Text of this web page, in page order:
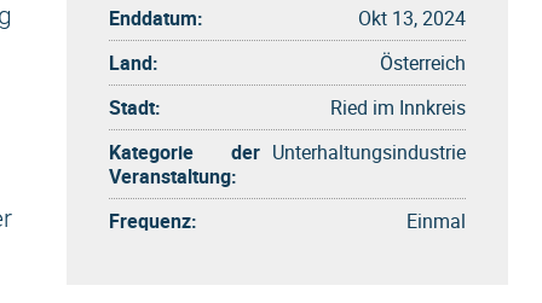
Enddatum:
Okt 13, 2024
Land:
Österreich
Stadt:
Ried im Innkreis
Kategorie der
Veranstaltung:
Unterhaltungsindustrie
Frequenz: Einmal